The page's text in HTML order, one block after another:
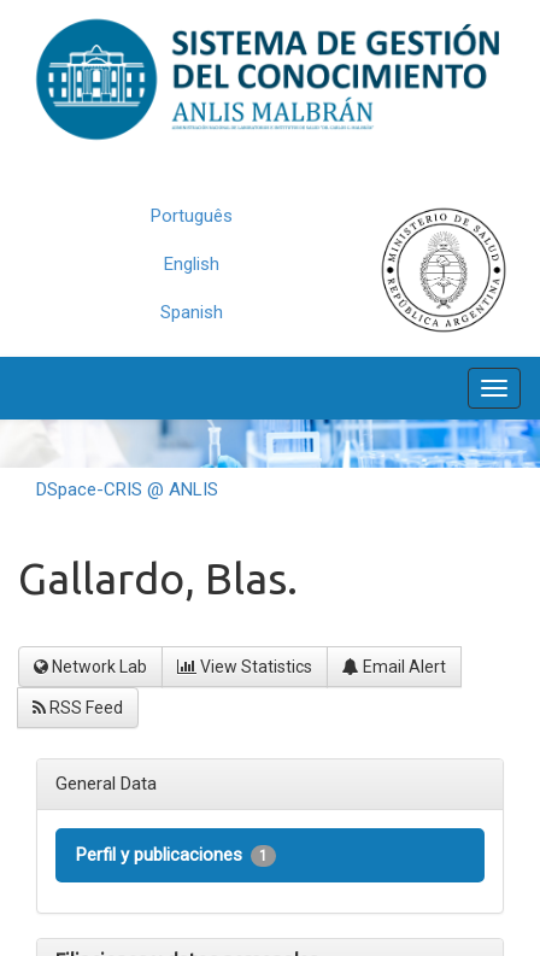
navigation
Português
English
Spanish
DSpace-CRIS @ ANLIS
Gallardo, Blas.
Network Lab View Statistics Email Alert
RSS Feed
General Data
Perfil y publicaciones 1